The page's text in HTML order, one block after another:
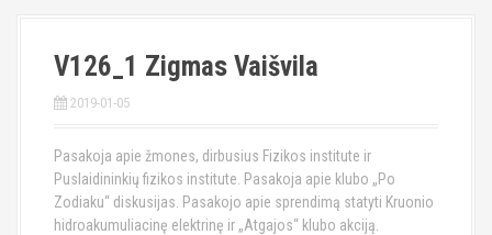
V126_1 Zigmas Vaišvila
2019-01-05
Pasakoja apie žmones, dirbusius Fizikos institute ir
Puslaidininkių fizikos institute. Pasakoja apie klubo „Po
Zodiaku“ diskusijas. Pasakojo apie sprendimą statyti Kruonio
hidroakumuliacinę elektrinę ir „Atgajos“ klubo akciją.